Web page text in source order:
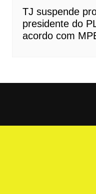
TJ suspende
presidente do
acordo com